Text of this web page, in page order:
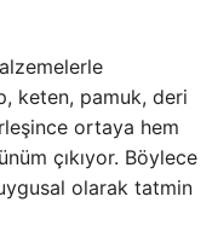
keten, pamuk, deri
ortaya hem
çıkıyor. Böylece
olarak tatmin